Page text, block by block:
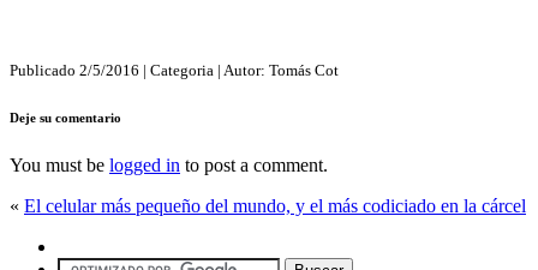
Publicado 2/5/2016 | Categoria | Autor: Tomás Cot
Deje su comentario
You must be logged in to post a comment.
« El celular más pequeño del mundo, y el más codiciado en la cárcel